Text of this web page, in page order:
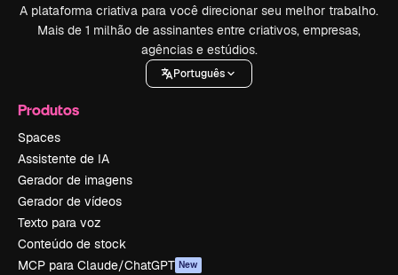
A plataforma criativa para você direcionar seu melhor trabalho.
Mais de 1 milhão de assinantes entre criativos, empresas,
agências e estúdios.
Português
Produtos
Spaces
Assistente de IA
Gerador de imagens
Gerador de vídeos
Texto para voz
Conteúdo de stock
MCP para Claude/ChatGPT New